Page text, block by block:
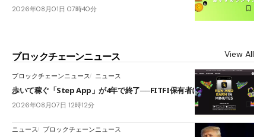
2026年08月01日 07時40分
ブロックチェーンニュース View All
ブロックチェーンニュース ニュース
歩いて稼ぐ「Step App」が4年で終了──FITFI保有者に対応呼びかけ
2026年08月07日 12時12分
ニュース ブロックチェーンニュース